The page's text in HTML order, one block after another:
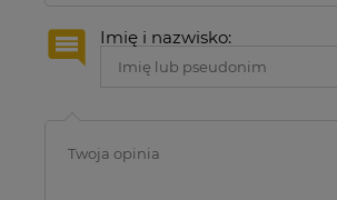
Imię i nazwisko: